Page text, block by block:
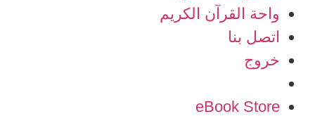
واحة القرآن الكريم
اتصل بنا
خروج
eBook Store